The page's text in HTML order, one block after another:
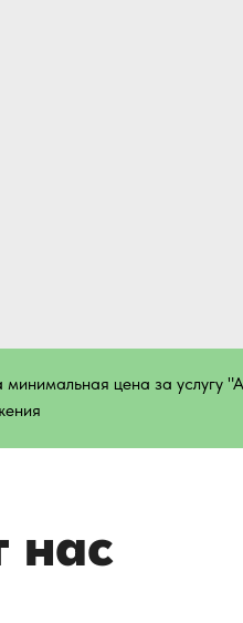
цена за услугу
В штате работают
специалисты, которые выполняют
в 2-3 раза быстрей дилетантов